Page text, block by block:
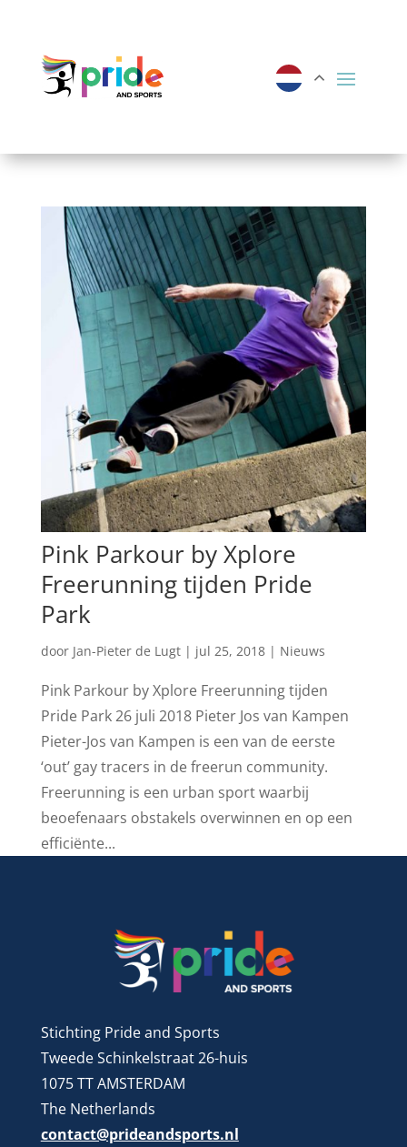
Pink Parkour by Xplore
Freerunning tijden Pride
Park
door Jan-Pieter de Lugt| jul 25, 2018| Nieuws
Pink Parkour by Xplore Freerunning tijden
Pride Park 26 juli 2018 Pieter Jos van Kampen
Pieter-Jos van Kampen is een van de eerste
‘out’ gay tracers in de freerun community.
Freerunning is een urban sport waarbij
beoefenaars obstakels overwinnen en op een
efficiënte...
Stichting Pride and Sports
Tweede Schinkelstraat 26-huis
1075 TT AMSTERDAM
The Netherlands
contact@prideandsports.nl